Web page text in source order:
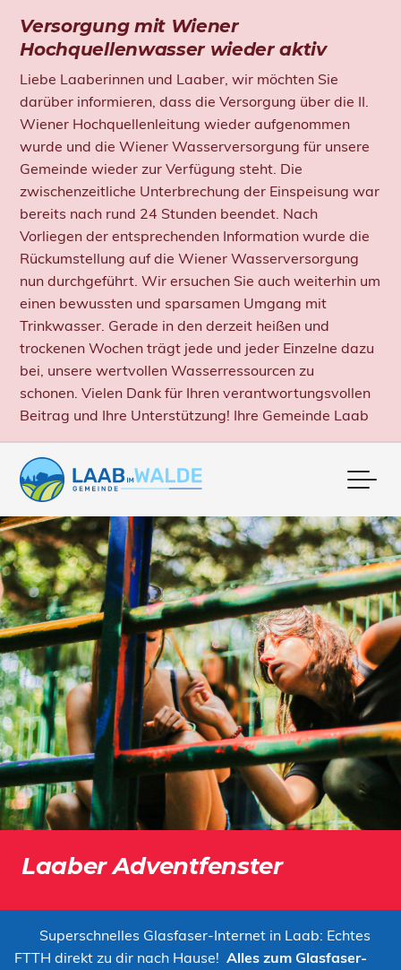
Versorgung mit Wiener
Hochquellenwasser wieder aktiv
Liebe Laaberinnen und Laaber, wir möchten Sie
darüber informieren, dass die Versorgung über die II.
Wiener Hochquellenleitung wieder aufgenommen
wurde und die Wiener Wasserversorgung für unsere
Gemeinde wieder zur Verfügung steht. Die
zwischenzeitliche Unterbrechung der Einspeisung war
bereits nach rund 24 Stunden beendet. Nach
Vorliegen der entsprechenden Information wurde die
Rückumstellung auf die Wiener Wasserversorgung
nun durchgeführt. Wir ersuchen Sie auch weiterhin um
einen bewussten und sparsamen Umgang mit
Trinkwasser. Gerade in den derzeit heißen und
trockenen Wochen trägt jede und jeder Einzelne dazu
bei, unsere wertvollen Wasserressourcen zu
schonen. Vielen Dank für Ihren verantwortungsvollen
Beitrag und Ihre Unterstützung! Ihre Gemeinde Laab
Laaber Adventfenster
Superschnelles Glasfaser-Internet in Laab: Echtes
FTTH direkt zu dir nach Hause! Alles zum Glasfaser-